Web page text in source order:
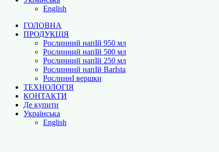
English
ГОЛОВНА
ПРОДУКЦІЯ
Рослинний напІй 950 мл
Рослинний напІй 500 мл
Рослинний напІй 250 мл
Рослинний напІй BarІsta
РослиннІ вершки
ТЕХНОЛОГІЯ
КОНТАКТИ
Де купити
Українська
English